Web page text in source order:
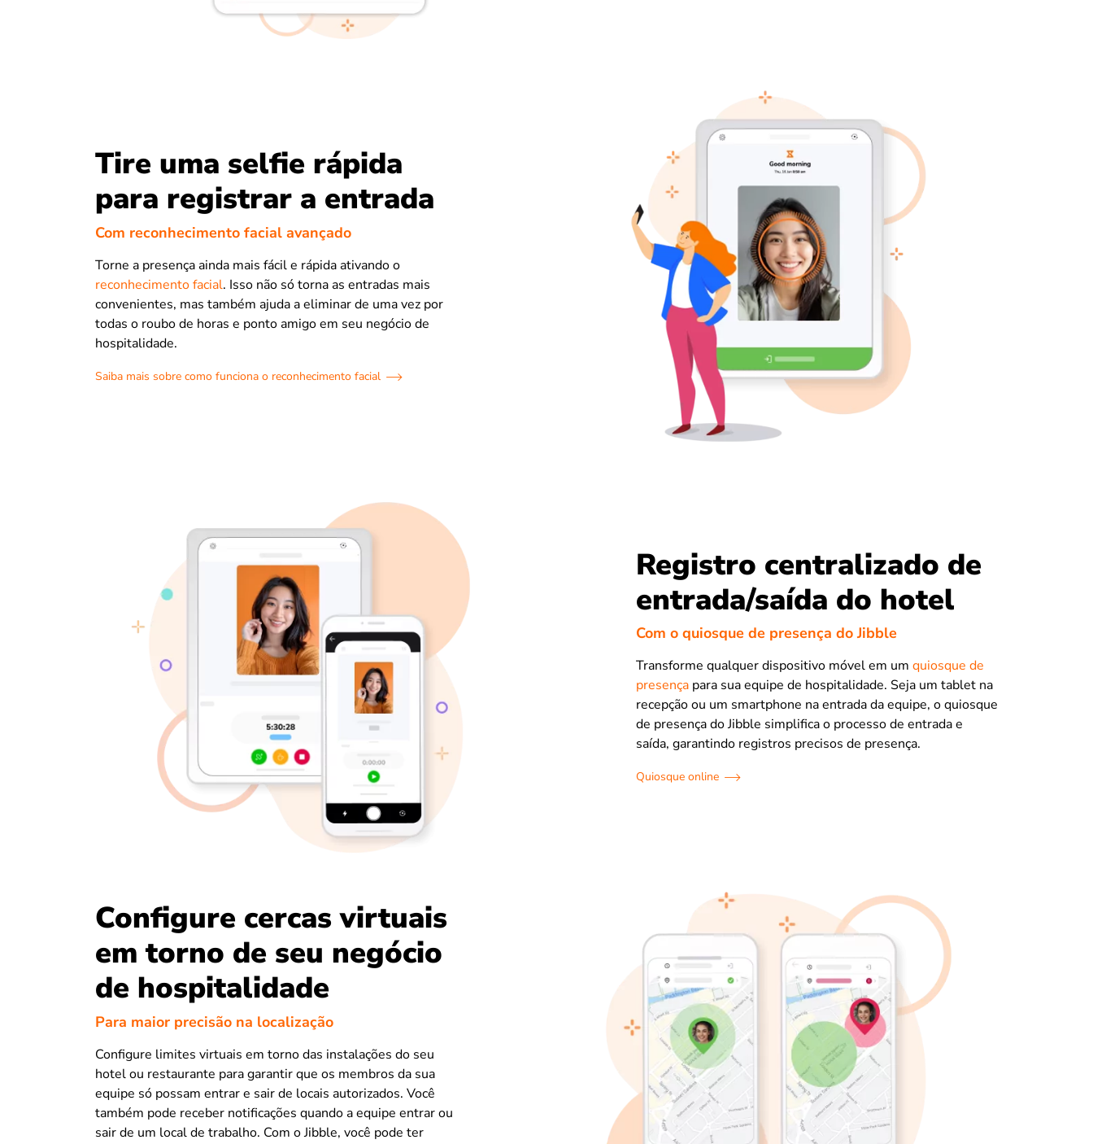
Tire uma selfie rápida
para registrar a entrada
Com reconhecimento facial avançado
Torne a presença ainda mais fácil e rápida ativando o
reconhecimento facial. Isso não só torna as entradas mais
convenientes, mas também ajuda a eliminar de uma vez por
todas o roubo de horas e ponto amigo em seu negócio de
hospitalidade.
Saiba mais sobre como funciona o reconhecimento facial
Registro centralizado de
entrada/saída do hotel
Com o quiosque de presença do Jibble
Transforme qualquer dispositivo móvel em um quiosque de
presençapara sua equipe de hospitalidade. Seja um tablet na
recepção ou um smartphone na entrada da equipe, o quiosque
de presença do Jibble simplifica o processo de entrada e
saída, garantindo registros precisos de presença.
Quiosque online
Configure cercas virtuais
em torno de seu negócio
de hospitalidade
Para maior precisão na localização
Configure limites virtuais em torno das instalações do seu
hotel ou restaurante para garantir que os membros da sua
equipe só possam entrar e sair de locais autorizados. Você
também pode receber notificações quando a equipe entrar ou
sair de um local de trabalho. Com o Jibble, você pode ter